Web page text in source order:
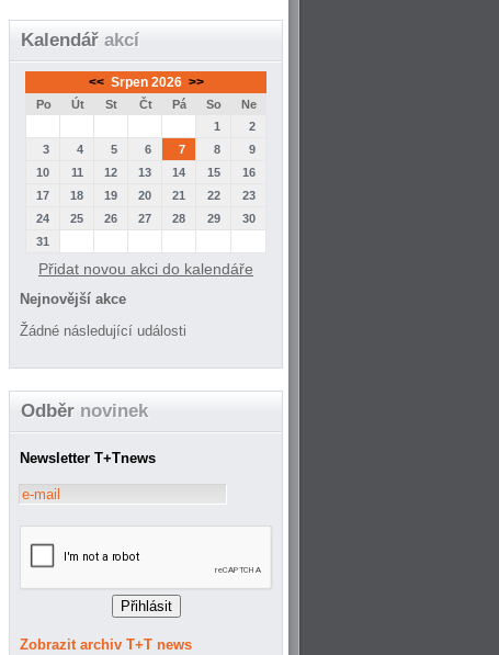
Kalendář akcí
<< Srpen 2026 >>
Po Út St Čt Pá So
Ne
1
2
3
4 5 6 7 8
9
10
11 12 13 14 15
16
17
18 19 20 21 22
23
24
25 26 27 28 29
30
31
Přidat novou akci do kalendáře
Nejnovější akce
Žádné následující události
Odběr novinek
Newsletter T+Tnews
Zobrazit archiv T+T news